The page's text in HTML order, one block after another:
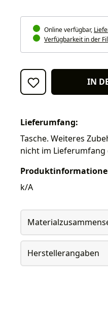
Online verfügbar,
Verfügbarkeit in der
IN
Lieferumfang:
Tasche. Weiteres
nicht im Lieferumfang
k/A
Herstellerangaben